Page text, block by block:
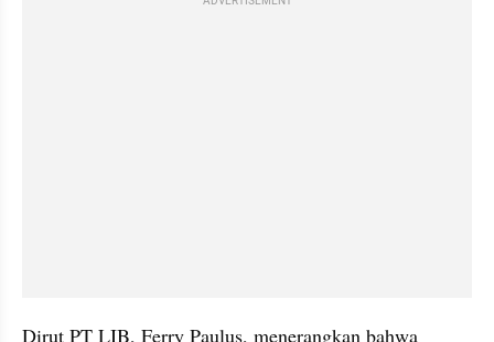
Dirut PT LIB, Ferry Paulus, menerangkan bahwa